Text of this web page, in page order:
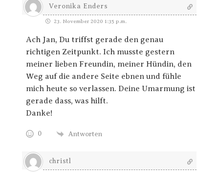
Veronika Enders
23. November 2020 1:35 p.m.
Ach Jan, Du triffst gerade den genau
richtigen Zeitpunkt. Ich musste gestern
meiner lieben Freundin, meiner Hündin, den
Weg auf die andere Seite ebnen und fühle
mich heute so verlassen. Deine Umarmung ist
gerade dass, was hilft.
Danke!
0 Antworten
christl